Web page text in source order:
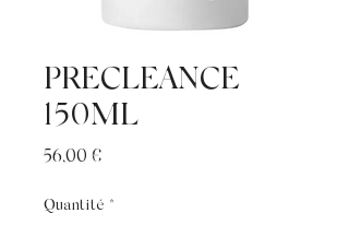
PRECLEANCE
150ML
56,00 €Prix
Quantité *